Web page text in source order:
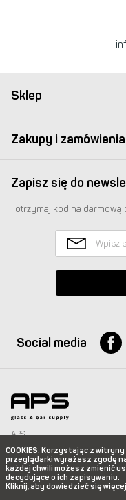
COOKIES: Korzystając z
przeglądarki wyrażasz zgodę
każdej chwili możesz zmienić
decydujące o ich zapisywaniu.
Kliknij, aby dowiedzieć się
Sklep
Zakupy i zamówienia
Zapisz się do
i otrzymaj kod na darmową
Social media
APS
Glass & Bar Supply Sp. z o.o.
info@apspolska.pl|Mapa strony|
e-commerce platform by